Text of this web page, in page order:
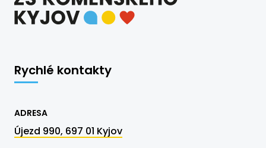
Rychlé kontakty
ADRESA
Újezd 990, 697 01 Kyjov